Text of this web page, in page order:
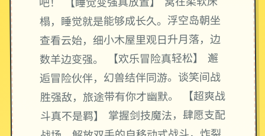
榻，睡觉就是能够成长久。浮空岛朝坐
查看云始，细小木屋里观日升月落，边
数羊边变强。 【欢乐冒险真轻松】 邂
逅冒险伙伴，幻兽结伴同游。谈笑间战
胜强敌，旅途带有你才幽默。 【超爽战
斗真不是羁】 掌握剑技魔法，肆愿支配